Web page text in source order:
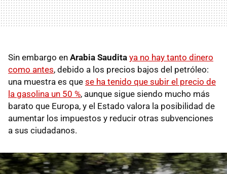
Sin embargo en Arabia Saudita ya no hay tanto dinero
como antes, debido a los precios bajos del petróleo:
una muestra es que se ha tenido que subir el precio de
la gasolina un 50 %, aunque sigue siendo mucho más
barato que Europa, y el Estado valora la posibilidad de
aumentar los impuestos y reducir otras subvenciones
a sus ciudadanos.